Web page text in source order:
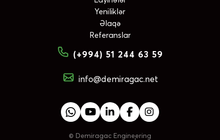
Yeniliklər
Əlaqə
Referanslar
(+994) 51 244 63 59
info@demiragac.net
© Demiragac Engineering